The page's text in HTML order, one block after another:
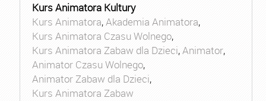
Kurs Animatora Kultury
Kurs Animatora,Akademia Animatora,
Kurs Animatora Czasu Wolnego,
Kurs Animatora Zabaw dla Dzieci,Animator,
Animator Czasu Wolnego,
Animator Zabaw dla Dzieci,
Kurs Animatora Zabaw